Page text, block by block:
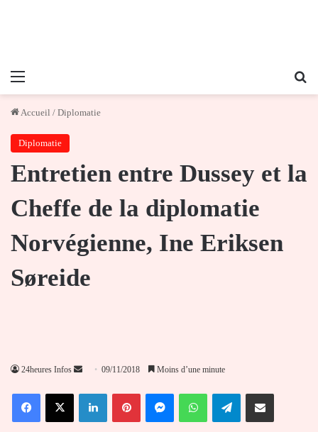
Menu
Accueil / Diplomatie
Diplomatie
Entretien entre Dussey et la
Cheffe de la diplomatie
Norvégienne, Ine Eriksen
Søreide
24heures Infos
Envoyer
courriel
09/11/2018 Moins d’une minute
FacebookX LinkedinPinterestMessengerWhatsAppTelegramPartager par email